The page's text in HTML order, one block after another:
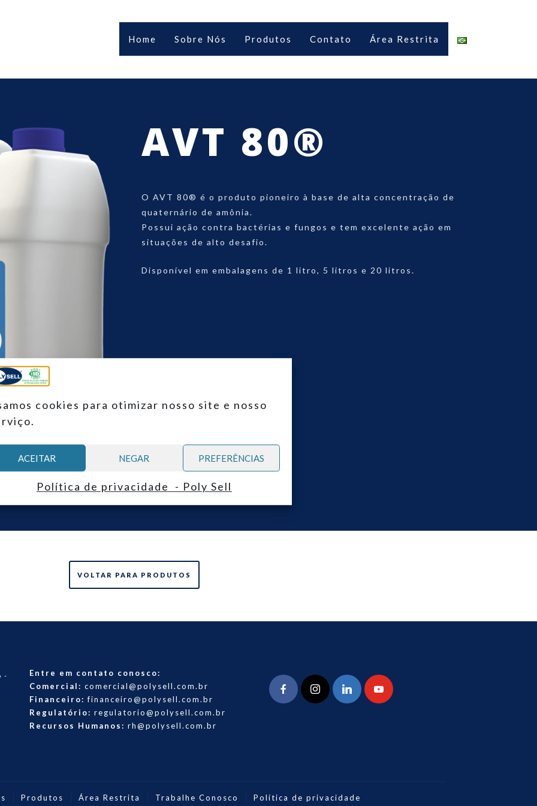
cookies para otimizar nosso site e nosso
ACEITAR NEGAR PREFERÊNCIAS
Política de privacidade - Poly Sell
Home Sobre Nós Produtos Contato Área Restrita
AVT 80®
O AVT 80® é o produto pioneiro à base de alta concentração de
quaternário de amônia.
Possui ação contra bactérias e fungos e tem excelente ação em
situações de alto desafio.
Disponível em embalagens de 1 litro, 5 litros e 20 litros.
VOLTAR PARA PRODUTOS
-
Entre em contato conosco:
Comercial: comercial@polysell.com.br
Financeiro:financeiro@polysell.com.br
Regulatório: regulatorio@polysell.com.br
Recursos Humanos: rh@polysell.com.br
Produtos Área Restrita Trabalhe Conosco Política de privacidade